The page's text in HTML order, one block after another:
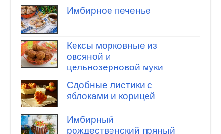
Имбирное печенье
Кексы морковные из
овсяной и
цельнозерновой муки
Сдобные листики с
яблоками и корицей
Имбирный
рождественский пряный